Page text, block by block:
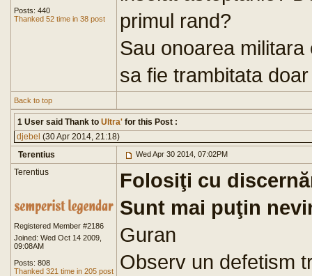
Posts: 440
Thanked 52 time in 38 post
primul rand?
Sau onoarea
sa fie trambitata
Back to top
1 User said Thank to Ultra' for this Post :
djebel (30 Apr 2014, 21:18)
Terentius
Wed Apr 30 2014, 07:02PM
Terentius
Registered Member #2186
Joined: Wed Oct 14 2009,
09:08AM
Posts: 808
Thanked 321 time in 205 post
Folosiţi cu
Sunt mai puţin
Guran
Observ un defetism